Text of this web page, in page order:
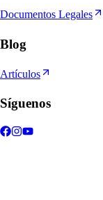
Documentos Legales
Blog
Artículos
Síguenos